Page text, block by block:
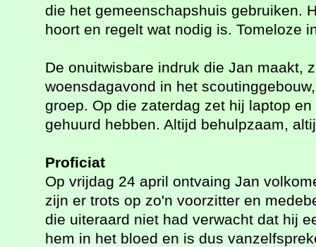
die het gemeenschapshuis gebruiken.
hoort en regelt wat nodig is. Tomeloze
De onuitwisbare indruk die Jan maakt,
woensdagavond in het
groep. Op die zaterdag zet hij laptop
gehuurd hebben. Altijd behulpzaam,
Proficiat
Op vrijdag 24 april ontvaing Jan
zijn er trots op zo'n voorzitter en
die uiteraard niet had verwacht dat hij
hem in het bloed en is dus